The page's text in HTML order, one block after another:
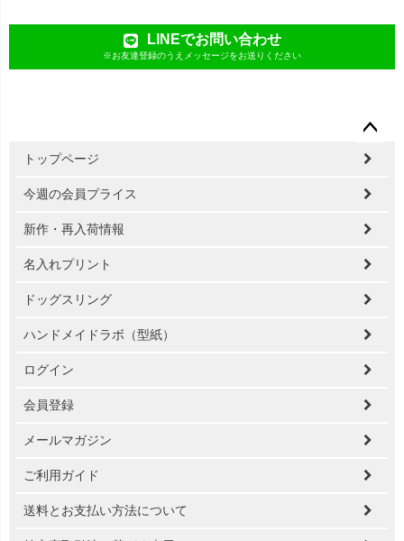
LINEでお問い合わせ
※お友達登録のうえメッセージをお送りください
ペー
ップ
トップページ
今週の会員プライス
新作・再入荷情報
名入れプリント
ドッグスリング
ハンドメイドラボ（型紙）
ログイン
会員登録
メールマガジン
ご利用ガイド
送料とお支払い方法について